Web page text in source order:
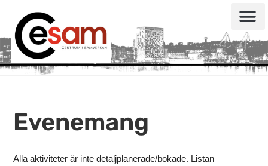
Evenemang
Alla aktiviteter är inte detaljplanerade/bokade. Listan